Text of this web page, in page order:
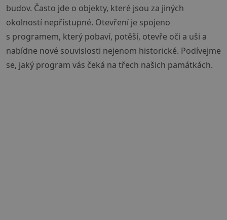
budov. Často jde o objekty, které jsou za jiných
okolností nepřístupné. Otevření je spojeno
s programem, který pobaví, potěší, otevře oči a uši a
nabídne nové souvislosti nejenom historické. Podívejme
se, jaký program vás čeká na třech našich památkách.